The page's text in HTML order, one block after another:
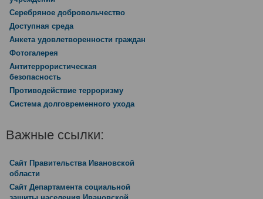
Серебряное добровольчество
Доступная среда
Анкета удовлетворенности граждан
Фотогалерея
Антитеррористическая
безопасность
Противодействие терроризму
Система долговременного ухода
Важные ссылки:
Сайт Правительства Ивановской
области
Сайт Департамента социальной